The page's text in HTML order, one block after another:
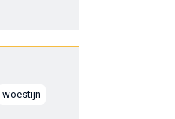
woestijn